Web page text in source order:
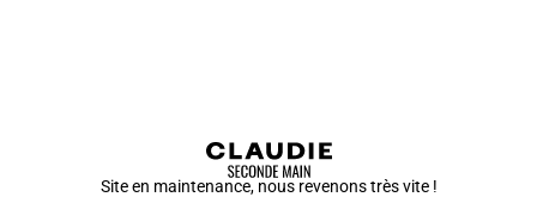
Site en maintenance, nous revenons très vite !